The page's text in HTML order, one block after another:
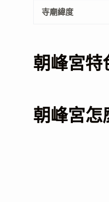
寺廟緯度
朝峰宮特
朝峰宮怎